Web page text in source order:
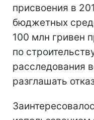
присвоения в
бюджетных
100 млн гривен
по
расследования
разглашать